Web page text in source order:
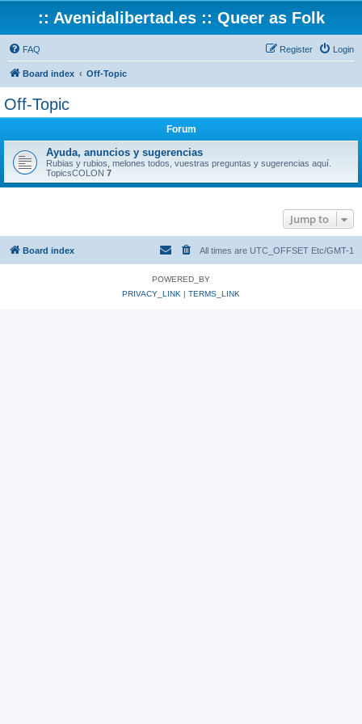
:: Avenidalibertad.es :: Queer as Folk
FAQ Login
Register
Board index Off-Topic
Off-Topic
Forum
Ayuda, anuncios y sugerencias
Rubias y rubios, melones todos, vuestras preguntas y sugerencias aquí.
TopicsCOLON 7
Jump to
Board index All times are UTC_OFFSET Etc/GMT-1
POWERED_BY
PRIVACY_LINK | TERMS_LINK